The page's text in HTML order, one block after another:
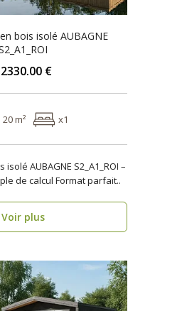
bois isolé AUBAGNE
€
20 m² x1
isolé AUBAGNE S2_A1_ROI –
description + exemple de calcul Format parfait..
Voir plus